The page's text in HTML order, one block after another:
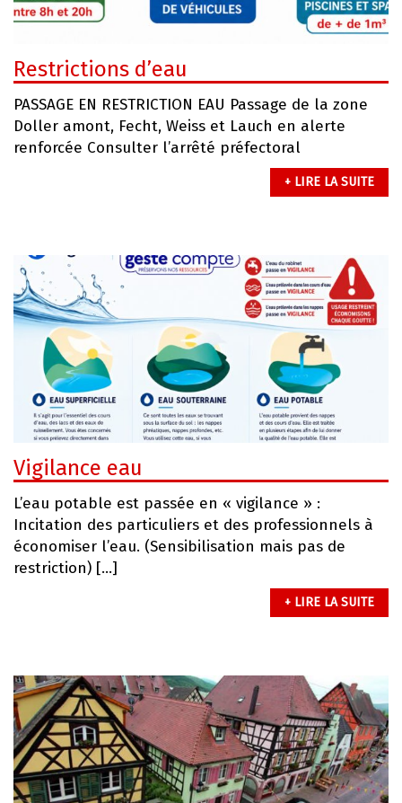
Restrictions d’eau
PASSAGE EN RESTRICTION EAU Passage de la zone
Doller amont, Fecht, Weiss et Lauch en alerte
renforcée Consulter l’arrêté préfectoral
+ LIRE LA SUITE
Vigilance eau
L’eau potable est passée en « vigilance » :
Incitation des particuliers et des professionnels à
économiser l’eau. (Sensibilisation mais pas de
restriction) […]
+ LIRE LA SUITE